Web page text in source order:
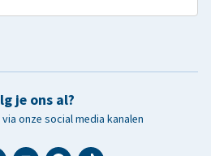
je ons al?
onze social media kanalen